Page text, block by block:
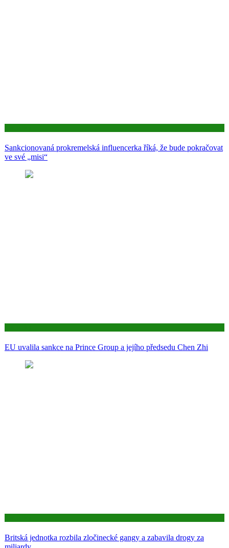
Sankcionovaná prokremelská influencerka říká, že bude pokračovat
ve své „misi“
EU uvalila sankce na Prince Group a jejího předsedu Chen Zhi
Britská jednotka rozbila zločinecké gangy a zabavila drogy za